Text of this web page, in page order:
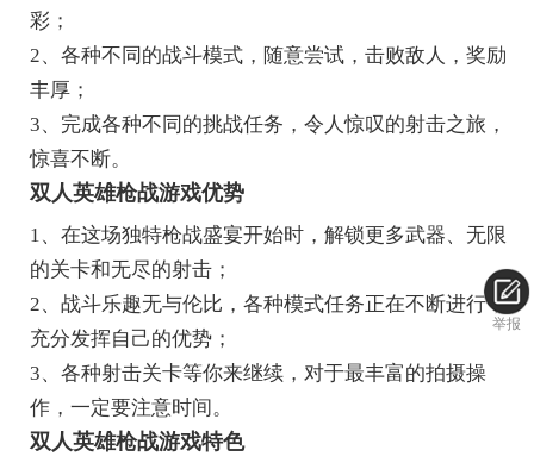
彩；
2、各种不同的战斗模式，随意尝试，击败敌人，奖励
丰厚；
3、完成各种不同的挑战任务，令人惊叹的射击之旅，
惊喜不断。
双人英雄枪战游戏优势
1、在这场独特枪战盛宴开始时，解锁更多武器、无限
的关卡和无尽的射击；
2、战斗乐趣无与伦比，各种模式任务正在不断进行，
充分发挥自己的优势；
3、各种射击关卡等你来继续，对于最丰富的拍摄操
作，一定要注意时间。
双人英雄枪战游戏特色
举报